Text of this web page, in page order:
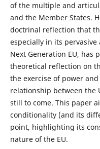
of the multiple and
and the Member States.
doctrinal reflection that
especially in its
Next Generation EU, has
theoretical reflection on
the exercise of power
relationship between the
still to come. This paper
conditionality (and its
point, highlighting its
nature of the EU.